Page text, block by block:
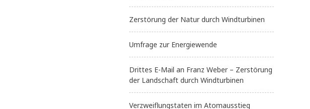
Zerstörung der Natur durch Windturbinen
Umfrage zur Energiewende
Drittes E-Mail an Franz Weber – Zerstörung
der Landschaft durch Windturbinen
Verzweiflungstaten im Atomausstieg